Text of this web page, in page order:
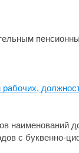
наименований
с буквенно-